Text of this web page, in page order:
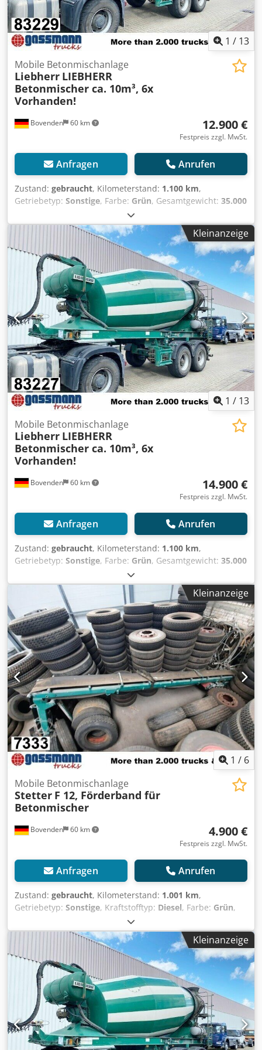
1 / 13
Bovenden 60 km
Mobile Betonmischanlage
Liebherr LIEBHERR
Betonmischer ca. 10m³, 6x
Vorhanden!
12.900 €
Festpreis zzgl. MwSt.
Anfragen Anrufen
Zustand: gebraucht, Kilometerstand: 1.100 km,
Getriebetyp: Sonstige, Farbe: Grün, Gesamtgewicht: 35.000
425/65R22,5, Erstzulassung:
Federung:Luft, Laderaumvolumen:10 m³, Fahrerkabine:
, Radstand:1.300 mm , Ausstattung: ABS,
Fahrzeugstandort: Bovenden, 2-Achsen, MB Achsen
(Scheiben gebremst), luftgefedert, ABS
(Antiblockiersystem), U-Schutz, seitl. Alu-Fahrschutz
Radstand: 1300 mm Aufbau: LIEBHERR Betonmischer ca.
10m³ Kann gegen Aufpreis mit Separat-Motor (Deutz oder
anderes Fabrikat) umgerüstet werden! Passende Hydraulik
für Motorabtrieb am Zugfahrzeug gegen 3.900,00€ netto
Aufpreis verfügbar! 6x Bj. 2009 mit 10m³, 2x Bj. 2011 mit
12m³, 3x Bj. 2012 mit 12m³! ZUBEHÖRANGABEN OHNE
GEWÄHR, Änderungen, Zwischenverkauf und Irrtümer
vorbehalten! Dedpfx Asi Rlc Uskgekr - .
Kleinanzeige
1 / 13
Bovenden 60 km
Mobile Betonmischanlage
Liebherr LIEBHERR
Betonmischer ca. 10m³, 6x
Vorhanden!
14.900 €
Festpreis zzgl. MwSt.
Anfragen Anrufen
Zustand: gebraucht, Kilometerstand: 1.100 km,
Getriebetyp: Sonstige, Farbe: Grün, Gesamtgewicht: 35.000
425/65R22,5, Erstzulassung:
Federung:Luft, Fahrerkabine:Sonstige, Radstand:1.300
, Ausstattung:
, Fahrzeugstandort: Bovenden, 2-
Achsen, MB Achsen (Scheiben gebremst), luftgefedert, ABS
(Antiblockiersystem), U-Schutz, seitl. Alu-Fahrschutz
Radstand: 1300 mm Aufbau: LIEBHERR Betonmischer ca.
10m³ Kann gegen Aufpreis mit Separat-Motor (Deutz oder
anderes Fabrikat) umgerüstet werden! Passende Hydraulik
für Motorabtrieb am Zugfahrzeug gegen 3.900,00€ netto
Aufpreis verfügbar! Dksdpei Rlagofx Akger 6x Bj. 2009 mit
10m³, 2x Bj. 2011 mit 12m³, 3x Bj. 2012 mit 12m³!
ZUBEHÖRANGABEN OHNE GEWÄHR, Änderungen,
Zwischenverkauf und Irrtümer vorbehalten! - .
Kleinanzeige
1 / 6
Bovenden 60 km
Mobile Betonmischanlage
Stetter F 12, Förderband für
Betonmischer
4.900 €
Festpreis zzgl. MwSt.
Anfragen Anrufen
Zustand: gebraucht, Kilometerstand: 1.001 km,
Getriebetyp: Sonstige, Kraftstofftyp: Diesel, Farbe: Grün,
, Baujahr:
Sonstige, Fahrzeugstandort: Bovenden, Aufbau:
Förderband (LOSE) ca.12m für Betonmischer 3-4 Achser
Rollenabstand 11m, Bandgeschwindigkeit 2,8m/sec,
Kraftbedarf 12KW. TOP Zustand, kaum gebraucht!
ZUBEHÖRANGABEN OHNE GEWÄHR, Änderungen,
Zwischenverkauf und Irrtümer vorbehalten! Dkjdpfji Rn
Tzox Akgjr - .
Kleinanzeige